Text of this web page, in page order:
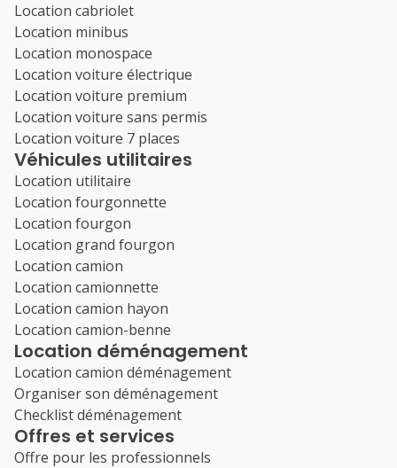
Location cabriolet
Location minibus
Location monospace
Location voiture électrique
Location voiture premium
Location voiture sans permis
Location voiture 7 places
Véhicules utilitaires
Location utilitaire
Location fourgonnette
Location fourgon
Location grand fourgon
Location camion
Location camionnette
Location camion hayon
Location camion-benne
Location déménagement
Location camion déménagement
Organiser son déménagement
Checklist déménagement
Offres et services
Offre pour les professionnels